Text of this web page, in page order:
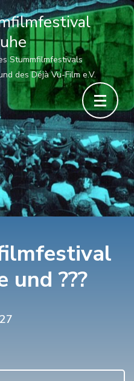
Stummfilmfestivals
des Déjà Vu-Film e.V.
und ???